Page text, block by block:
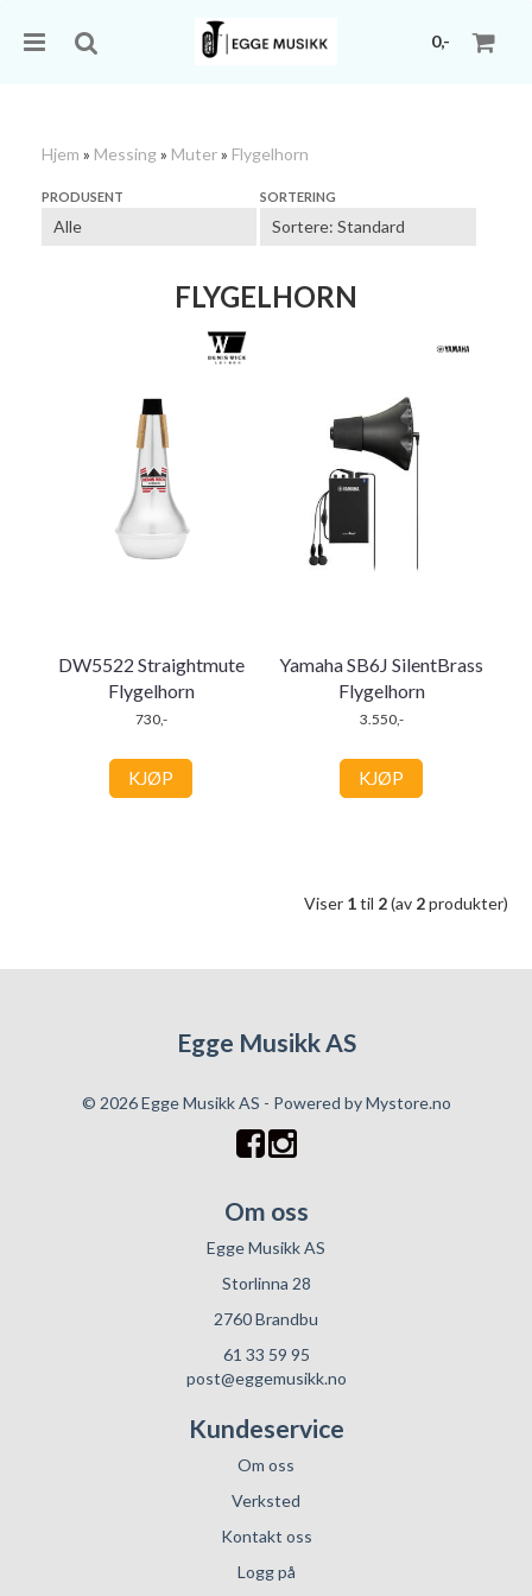
0,-
Hjem » Messing» Muter» Flygelhorn
PRODUSENT SORTERING
FLYGELHORN
DW5522 Straightmute
Flygelhorn
730,-
KJØP
Yamaha SB6J SilentBrass
Flygelhorn
3.550,-
KJØP
Viser 1til 2(av 2produkter)
Egge Musikk AS
© 2026 Egge Musikk AS - Powered byMystore.no
Om oss
Egge Musikk AS
Storlinna 28
2760 Brandbu
61 33 59 95
post@eggemusikk.no
Kundeservice
Om oss
Verksted
Kontakt oss
Logg på